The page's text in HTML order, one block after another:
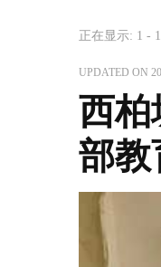
正在显示: 1 -
UPDATED ON
西柏
部教